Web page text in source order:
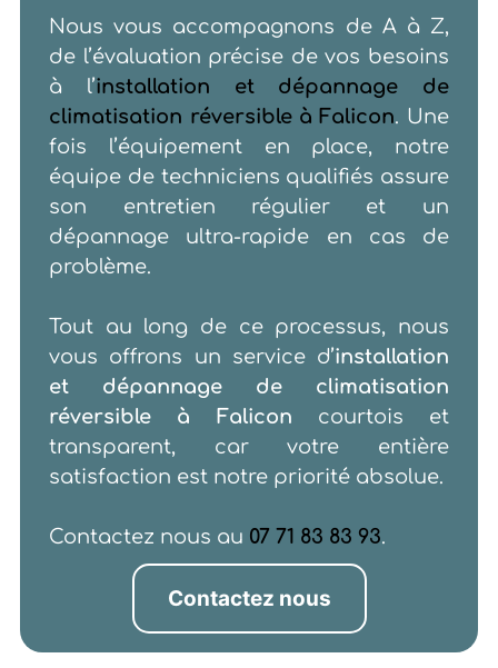
Nous vous accompagnons de A à Z,
de l’évaluation précise de vos besoins
à l’installation et dépannage de
climatisation réversible à Falicon. Une
fois l’équipement en place, notre
équipe de techniciens qualifiés assure
son entretien régulier et un
dépannage ultra-rapide en cas de
problème.
Tout au long de ce processus, nous
vous offrons un service d’installation
et dépannage de climatisation
réversible à Falicon courtois et
transparent, car votre entière
satisfaction est notre priorité absolue.
Contactez nous au 07 71 83 83 93.
Contactez nous